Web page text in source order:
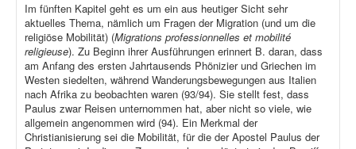
Im fünften Kapitel geht es um ein aus heutiger Sicht sehr
aktuelles Thema, nämlich um Fragen der Migration (und um die
religiöse Mobilität) (Migrations professionnelles et mobilité
religieuse). Zu Beginn ihrer Ausführungen erinnert B. daran, dass
am Anfang des ersten Jahrtausends Phönizier und Griechen im
Westen siedelten, während Wanderungsbewegungen aus Italien
nach Afrika zu beobachten waren (93/94). Sie stellt fest, dass
Paulus zwar Reisen unternommen hat, aber nicht so viele, wie
allgemein angenommen wird (94). Ein Merkmal der
Christianisierung sei die Mobilität, für die der Apostel Paulus der